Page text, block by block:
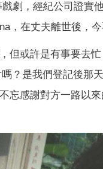
劇，經紀公司證實
，在丈夫離世後，
但或許是有事要去
？是我們登記後那
忘感謝對方一路以